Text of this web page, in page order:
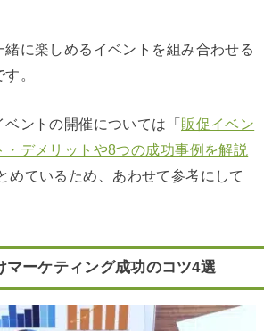
緒に楽しめるイベントを組み合わせる
。
ベントの開催については「販促イベン
・デメリットや8つの成功事例を解説
めているため、あわせて参考にして
マーケティング成功のコツ4選